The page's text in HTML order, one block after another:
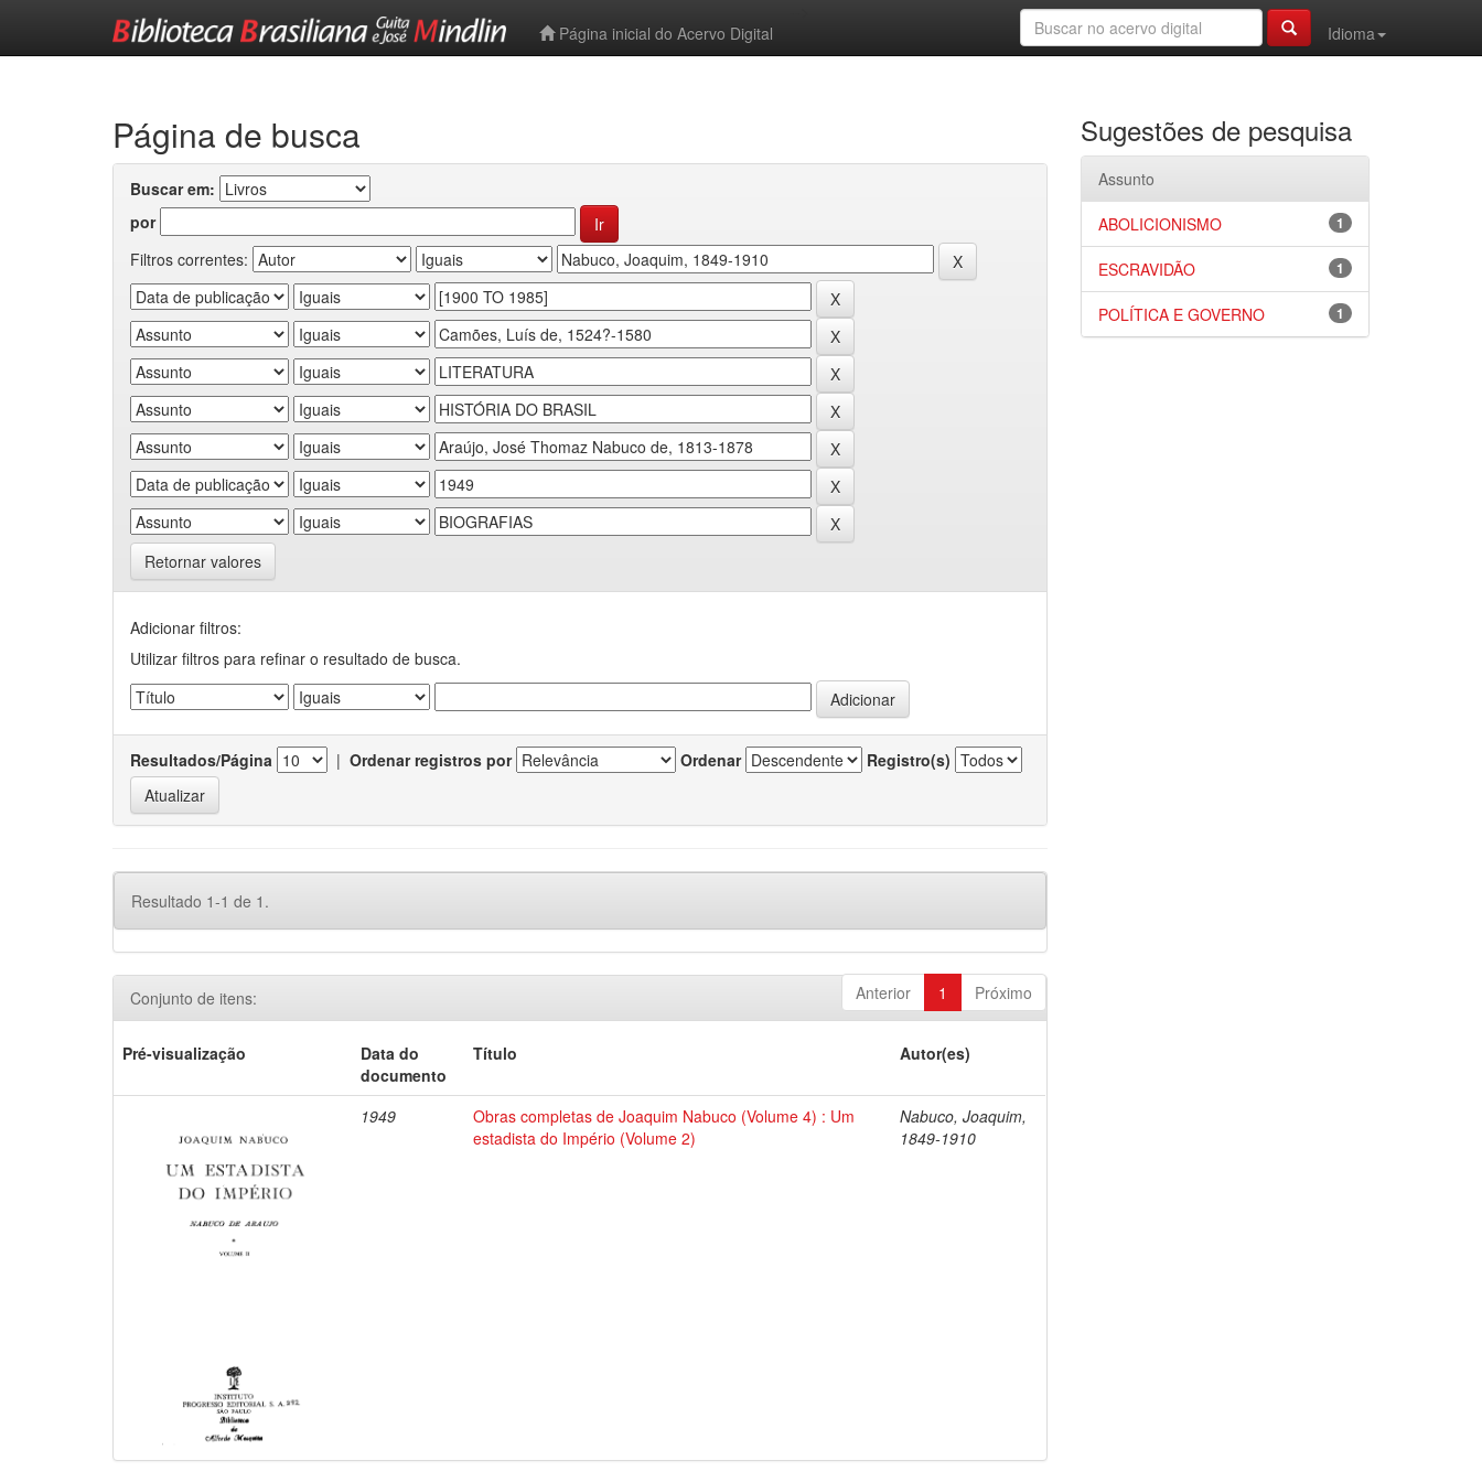
Página inicial do Acervo Digital
Idioma
Página de busca
Buscar em:
por
Filtros correntes:
Retornar valores
Adicionar filtros:
Utilizar filtros para refinar o resultado de busca.
Resultados/Página | Ordenar registros por Ordenar Registro(s)
Resultado 1-1 de 1.
Anterior 1 Próximo
Conjunto de itens:
Pré-visualização
Data do
documento
Título Autor(es)
1949
Obras completas de Joaquim Nabuco (Volume 4) : Um
estadista do Império (Volume 2)
Nabuco, Joaquim,
1849-1910
Sugestões de pesquisa
Assunto
1
ABOLICIONISMO
1
ESCRAVIDÃO
1
POLÍTICA E GOVERNO